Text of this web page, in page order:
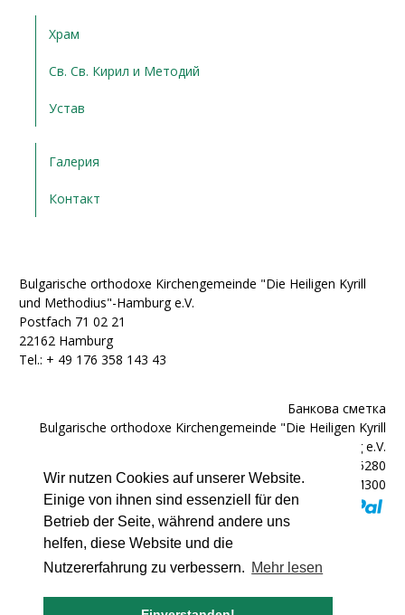
Wir nutzen Cookies auf unserer Website.
Einige von ihnen sind essenziell für den
Betrieb der Seite, während andere uns
helfen, diese Website und die
Nutzererfahrung zu verbessern. Mehr lesen
Храм
Св. Св. Кирил и Методий
Устав
Галерия
Контакт
Bulgarische orthodoxe Kirchengemeinde "Die Heiligen Kyrill
und Methodius"-Hamburg e.V.
Postfach 71 02 21
22162 Hamburg
Tel.: + ‭49 176 358 143 43‬
Банкова сметка
Bulgarische orthodoxe Kirchengemeinde "Die Heiligen Kyrill
und Methodius"-Hamburg e.V.
IBAN: DE92200300000602025280
BIC: HYVEDEMM300
© 2007 - 2026 bulgarische-kirche.de